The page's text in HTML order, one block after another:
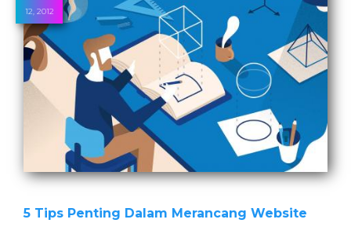
12, 2012
5 Tips Penting Dalam Merancang Website